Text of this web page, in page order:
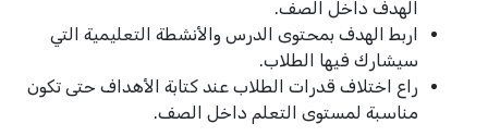
الهدف داخل الصف.
اربط الهدف بمحتوى الدرس والأنشطة التعليمية التي
سيشارك فيها الطلاب.
راع اختلاف قدرات الطلاب عند كتابة الأهداف حتى تكون
مناسبة لمستوى التعلم داخل الصف.